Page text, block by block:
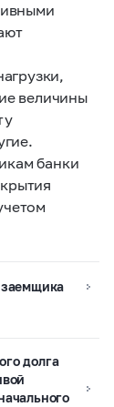
величины
банки
заемщика
долга